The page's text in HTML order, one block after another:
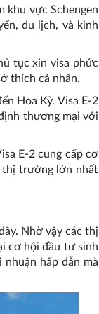
khu vực Schengen
du lịch, và kinh
tục xin visa phức
thích cá nhân.
Hoa Kỳ. Visa E-2
thương mại với
E-2 cung cấp cơ
thị trường lớn nhất
Nhờ vậy các thị
cơ hội đầu tư sinh
hấp dẫn mà